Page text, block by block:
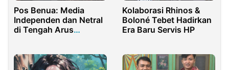
Pos Benua: Media
Independen dan Netral
di Tengah Arus
Kolaborasi Rhinos &
Boloné Tebet Hadirkan
Era Baru Servis HP